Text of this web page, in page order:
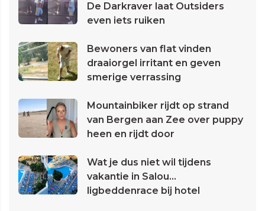
De Darkraver laat Outsiders
even iets ruiken
Bewoners van flat vinden
draaiorgel irritant en geven
smerige verrassing
Mountainbiker rijdt op strand
van Bergen aan Zee over puppy
heen en rijdt door
Wat je dus niet wil tijdens
vakantie in Salou...
ligbeddenrace bij hotel